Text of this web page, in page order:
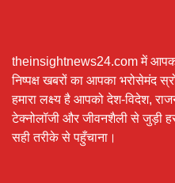
theinsightnews24.com में
निष्पक्ष खबरों का आपका भरोसेमंद
हमारा लक्ष्य है आपको देश-विदेश,
टेक्नोलॉजी और जीवनशैली से जुड़ी
सही तरीके से पहुँचाना।